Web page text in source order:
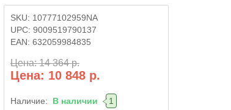
SKU: 10777102959NA
UPC: 9009519790137
EAN: 632059984835
Цена: 14 364 р.
Цена: 10 848 р.
Наличие: В наличии 1